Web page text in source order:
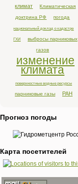
климат
Климатическая
доктрина РФ
погода
национальный доклад о кадастре
ГХИ
выбросы парниковых
газов
изменение
климата
поверхностные водные ресурсы
парниковые газы РАН
Прогноз погоды
Карта посетителей